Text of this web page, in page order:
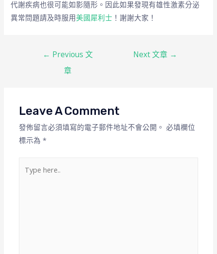
代謝疾病也很可能如影隨形。因此如果發現有雄性激素分泌
異常問題請及時服用美國犀利士 ！謝謝大家！
← Previous 文
章
Next 文章 →
Leave A Comment
發佈留言必須填寫的電子郵件地址不會公開。 必填欄位
標示為*